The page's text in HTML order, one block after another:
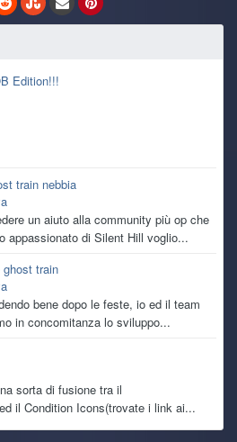
Edition!!!
train nebbia
un aiuto alla community più op che
appassionato di Silent Hill voglio...
train
bene dopo le feste, io ed il team
in concomitanza lo sviluppo...
sorta di fusione tra il
il Condition Icons(trovate i link ai...